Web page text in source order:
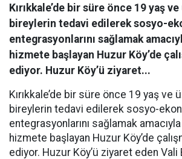
Kırıkkale’de bir süre önce 19 yaş
bireylerin tedavi edilerek sosyo-
entegrasyonlarını sağlamak
hizmete başlayan Huzur Köy’de
ediyor. Huzur Köy’ü ziyaret...
Kırıkkale’de bir süre önce 19 yaş ve
bireylerin tedavi edilerek sosyo-
entegrasyonlarını sağlamak
hizmete başlayan Huzur Köy’de
ediyor. Huzur Köy’ü ziyaret eden Vali